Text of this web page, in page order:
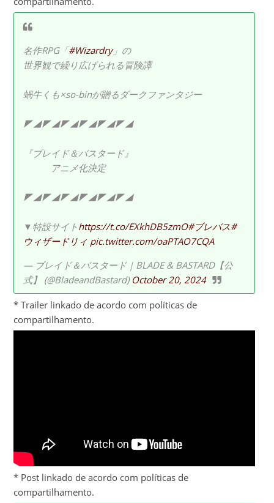
名作RPG「#Wizardry」の
世界観で繰り広げられる冒険譚
蝸牛くも×so-binが贈るダークファンタジー
◤◢◤◢◤◢◤◢◤◢◤◢
『ブレイド＆バスタード』
アニメ化決定
◤◢◤◢◤◢◤◢◤◢◤◢
▼特設サイト https://t.co/EXkhDB5zmO#ブレバス#
ウィザードリィ pic.twitter.com/oaPTAO7CQA
— ブレイド＆バスタード｜BLADE & BASTARD【公
式】 (@BladeandBastard) October 20, 2024
* Trailer linkado de acordo com políticas de
compartilhamento.
* Post linkado de acordo com políticas de
compartilhamento.